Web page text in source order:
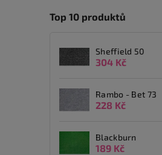
Top 10 produktů
Sheffield 50
304 Kč
Rambo - Bet 73
228 Kč
Blackburn
189 Kč